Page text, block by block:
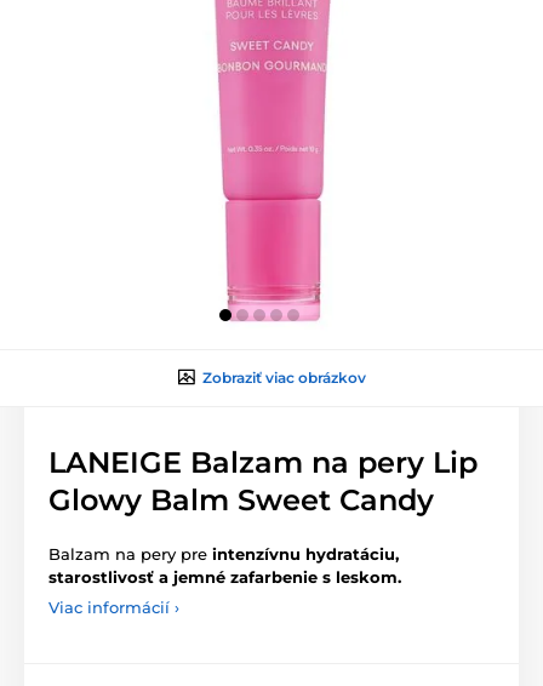
Zobraziť viac obrázkov
LANEIGE Balzam na pery Lip
Glowy Balm Sweet Candy
Balzam na pery pre intenzívnu hydratáciu,
starostlivosť a jemné zafarbenie s leskom.
Viac informácií ›